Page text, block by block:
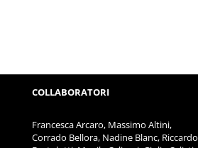
COLLABORATORI
Francesca Arcaro, Massimo Altini,
Corrado Bellora, Nadine Blanc, Riccardo